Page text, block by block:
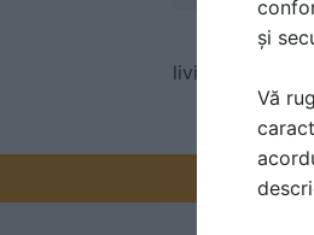
living, birouri,
și
Vă